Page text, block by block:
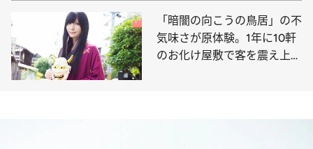
「暗闇の向こうの鳥居」の不
気味さが原体験。1年に10軒
のお化け屋敷で客を震え上が